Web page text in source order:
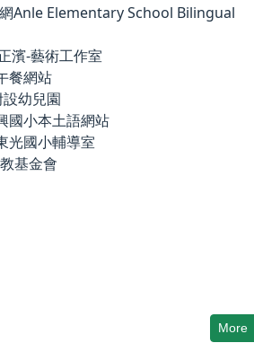
Anle Elementary School Bilingual
濱-藝術工作室
餐網站
幼兒園
國小本土語網站
光國小輔導室
基金會
More